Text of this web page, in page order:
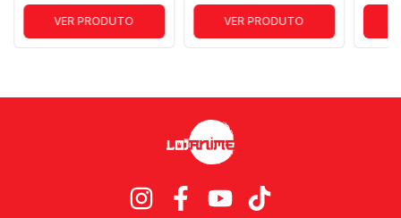
VER PRODUTO VER PRODUTO